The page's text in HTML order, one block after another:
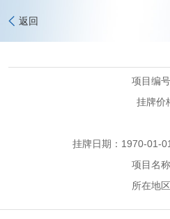
返回
项目编号
挂牌价
挂牌日期：1970-01-
项目名称
所在地区